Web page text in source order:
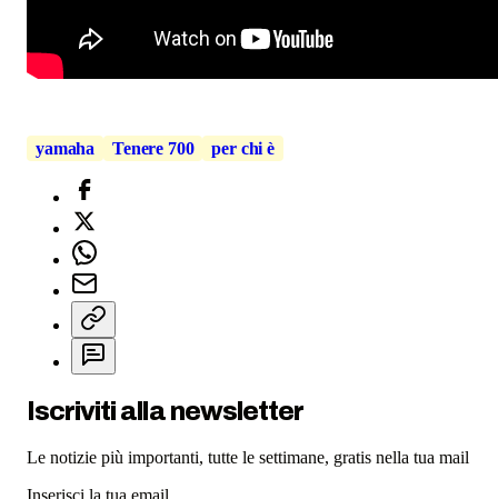
yamaha Tenere 700 per chi è
Iscriviti alla newsletter
Le notizie più importanti, tutte le settimane, gratis nella tua mail
Inserisci la tua email